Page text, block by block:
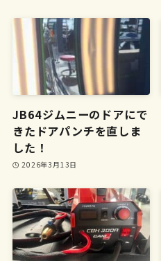
JB64ジムニーのドアにで
きたドアパンチを直しま
した！
2026年3月13日